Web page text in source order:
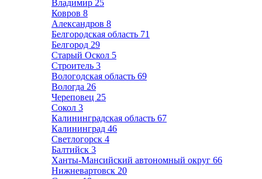
Владимир 25
Ковров 8
Александров 8
Белгородская область 71
Белгород 29
Старый Оскол 5
Строитель 3
Вологодская область 69
Вологда 26
Череповец 25
Сокол 3
Калининградская область 67
Калининград 46
Светлогорск 4
Балтийск 3
Ханты-Мансийский автономный округ 66
Нижневартовск 20